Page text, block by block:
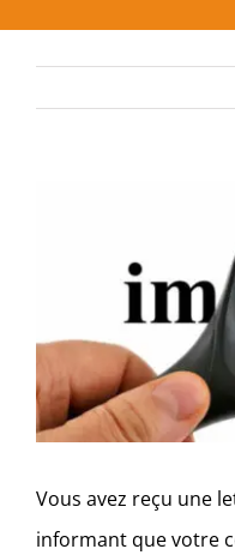
Vous avez reçu une
informant que votre